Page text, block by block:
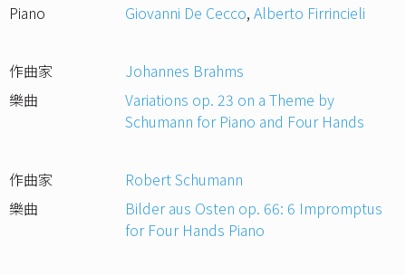
Piano
Giovanni De Cecco,Alberto Firrincieli
作曲家
Johannes Brahms
樂曲
Variations op. 23 on a Theme by
Schumann for Piano and Four Hands
作曲家
Robert Schumann
樂曲
Bilder aus Osten op. 66: 6 Impromptus
for Four Hands Piano